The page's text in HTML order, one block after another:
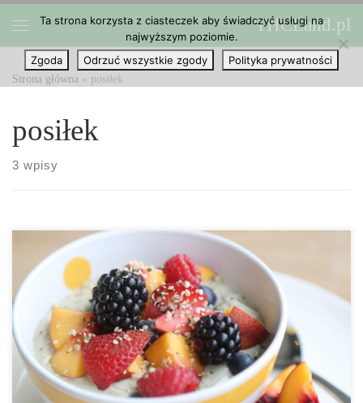
Przejdź do treści THCLand.pl
Strona główna » posiłek
posiłek
3 wpisy
Poniżej pyszny, łatwy i co najważniejsze prosty przepis na zdrowe
danie. Nie musisz potrafić gotować, wystarczy połączyć podane
przez nas składniki. Składniki: (na jedną porcję) 3 łyżki łuskanych
nasion konopi 3/4 szklanki waniliowego jogurtu greckiego lub
jogurtu kokosowego plastry świeżych […]
Ta strona korzysta z ciasteczek aby świadczyć usługi na
najwyższym poziomie.
Zgoda
Odrzuć wszystkie zgody Polityka prywatności